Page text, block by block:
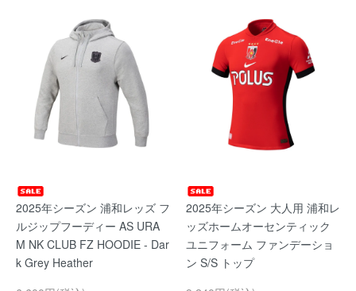
2025年シーズン 浦和レッズ フ
ルジップフーディー AS URA
M NK CLUB FZ HOODIE - Dar
k Grey Heather
2025年シーズン 大人用 浦和レ
ッズホームオーセンティック
ユニフォーム ファンデーショ
ン S/S トップ